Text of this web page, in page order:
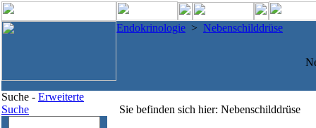
Endokrinologie > Nebenschilddrüse
Suche - Erweiterte
Suche
Sie befinden sich hier: Nebenschilddrüse